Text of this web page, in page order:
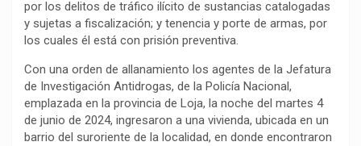
por los delitos de tráfico ilícito de sustancias catalogadas
y sujetas a fiscalización; y tenencia y porte de armas, por
los cuales él está con prisión preventiva.
Con una orden de allanamiento los agentes de la Jefatura
de Investigación Antidrogas, de la Policía Nacional,
emplazada en la provincia de Loja, la noche del martes 4
de junio de 2024, ingresaron a una vivienda, ubicada en un
barrio del suroriente de la localidad, en donde encontraron